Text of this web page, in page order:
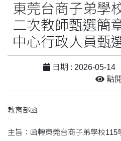
東莞台商子弟學
二次教師甄選簡
中心行政人員甄
日期 : 2026-05-14
點
教育部函
主旨：函轉東莞台商子弟學校